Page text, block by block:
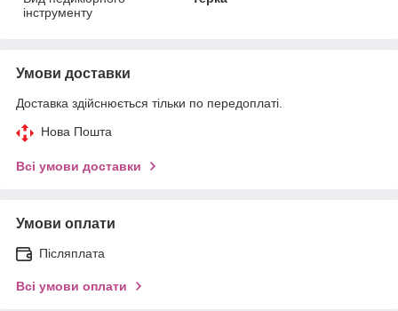
інструменту
Умови доставки
Доставка здійснюється тільки по передоплаті.
Нова Пошта
Всі умови доставки
Умови оплати
Післяплата
Всі умови оплати